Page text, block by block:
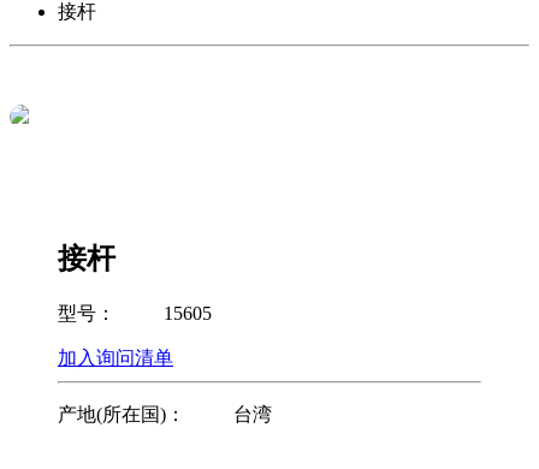
接杆
接杆
型号： 15605
加入询问清单
产地(所在国)： 台湾